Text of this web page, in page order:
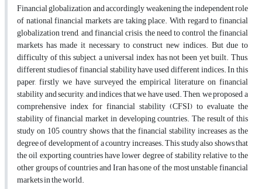
Financial globalization and accordingly weakening the independent role
of national financial markets are taking place. With regard to financial
globalization trend, and financial crisis, the need to control the financial
markets has made it necessary to construct new indices. But due to
difficulty of this subject, a universal index has not been yet built. Thus,
different studies of financial stability have used different indices. In this
paper, firstly we have surveyed the empirical literature on financial
stability and security, and indices that we have used. Then, we proposed a
comprehensive index for financial stability (CFSI) to evaluate the
stability of financial market in developing countries. The result of this
study on 105 country shows that the financial stability increases as the
degree of development of a country increases. This study also shows that
the oil exporting countries have lower degree of stability relative to the
other groups of countries and Iran has one of the most unstable financial
markets in the world.